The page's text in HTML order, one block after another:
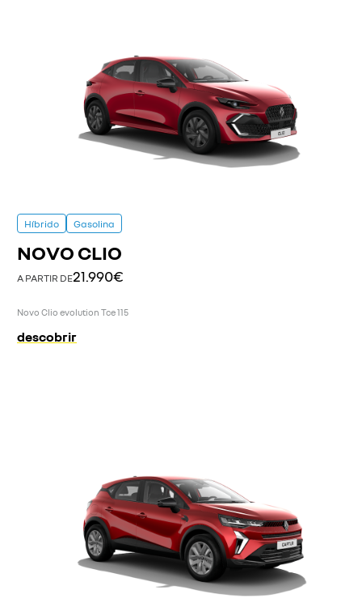
Híbrido Gasolina
NOVO CLIO
A PARTIR DE21.990€
Novo Clio evolution Tce 115
descobrir